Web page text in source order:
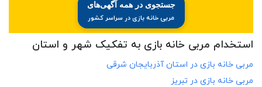
جستجوی در همه آگهی‌های
مربی خانه بازی در سراسر کشور
استخدام مربی خانه بازی به تفکیک شهر و استان
مربی خانه بازی در استان آذربایجان شرقی
مربی خانه بازی در تبریز